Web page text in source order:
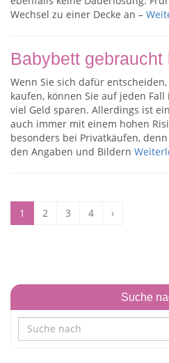
Wechsel zu einer Decke an –
Babybett gebraucht
Wenn Sie sich dafür
kaufen, können Sie auf jeden
viel Geld sparen. Allerdings ist
auch immer mit einem hohen
besonders bei Privatkäufen,
den Angaben und Bildern
1 2 3 4 ›
Suche